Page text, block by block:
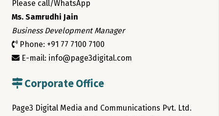
Please call/WhatsApp
Ms. Samrudhi Jain
Business Development Manager
Phone: +91 77 7100 7100
E-mail: info@page3digital.com
Corporate Office
Page3 Digital Media and Communications Pvt. Ltd.